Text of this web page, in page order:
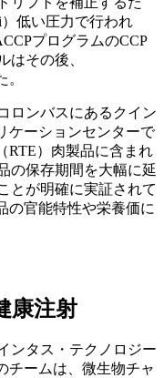
低い圧力で行われ
プログラムのCCP
はその後、
ロンバスにあるクイン
ケーションセンターで
RTE）肉製品に含まれ
の保存期間を大幅に延
とが明確に実証されて
の官能特性や栄養価に
康注射
ンタス・テクノロジー
チームは、微生物チャ